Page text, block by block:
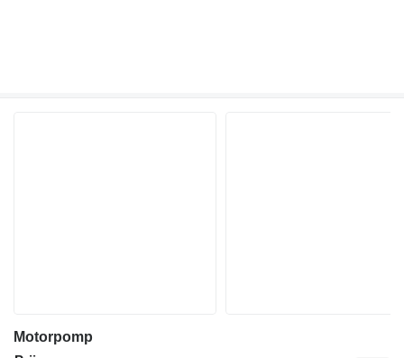
Motorpomp